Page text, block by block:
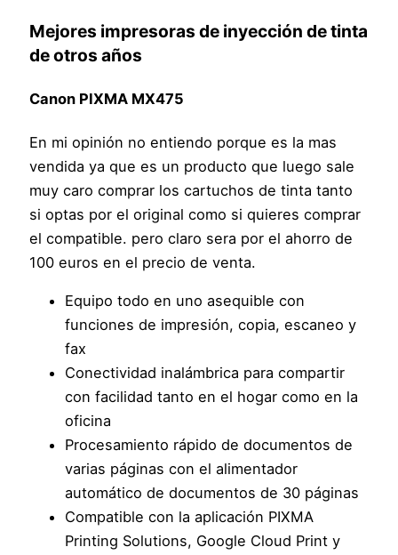
Mejores impresoras de inyección de tinta
de otros años
Canon PIXMA MX475
En mi opinión no entiendo porque es la mas
vendida ya que es un producto que luego sale
muy caro comprar los cartuchos de tinta tanto
si optas por el original como si quieres comprar
el compatible. pero claro sera por el ahorro de
100 euros en el precio de venta.
Equipo todo en uno asequible con
funciones de impresión, copia, escaneo y
fax
Conectividad inalámbrica para compartir
con facilidad tanto en el hogar como en la
oficina
Procesamiento rápido de documentos de
varias páginas con el alimentador
automático de documentos de 30 páginas
Compatible con la aplicación PIXMA
Printing Solutions, Google Cloud Print y